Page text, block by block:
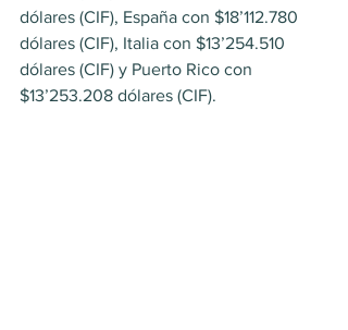
dólares (CIF), España con $18’112.780
dólares (CIF), Italia con $13’254.510
dólares (CIF) y Puerto Rico con
$13’253.208 dólares (CIF).